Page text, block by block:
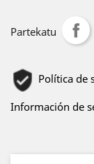
Partekatu
Política de
Información de